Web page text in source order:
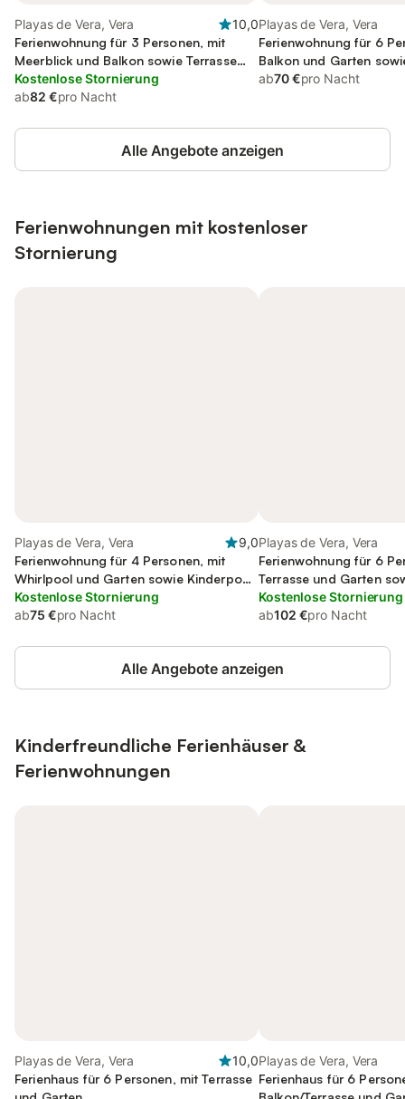
Playas de Vera, Vera
10,0
Ferienwohnung für 3 Personen, mit
Meerblick und Balkon sowie Terrasse
und Garten
Kostenlose Stornierung
ab82 €pro Nacht
Playas de Vera, Vera
Ferienwohnung für 6
Balkon und Garten
ab70 €pro Nacht
Alle Angebote anzeigen
Ferienwohnungen mit kostenloser
Stornierung
Playas de Vera, Vera
9,0
Ferienwohnung für 4 Personen, mit
Whirlpool und Garten sowie Kinderpool
und Sauna
Kostenlose Stornierung
ab75 €pro Nacht
Playas de Vera, Vera
Ferienwohnung für 6
Terrasse und Garten
Kostenlose Stornierung
ab102 €pro Nacht
Alle Angebote anzeigen
Kinderfreundliche Ferienhäuser &
Ferienwohnungen
Playas de Vera, Vera
10,0
Ferienhaus für 6 Personen, mit Terrasse
Playas de Vera, Vera
Ferienhaus für 6